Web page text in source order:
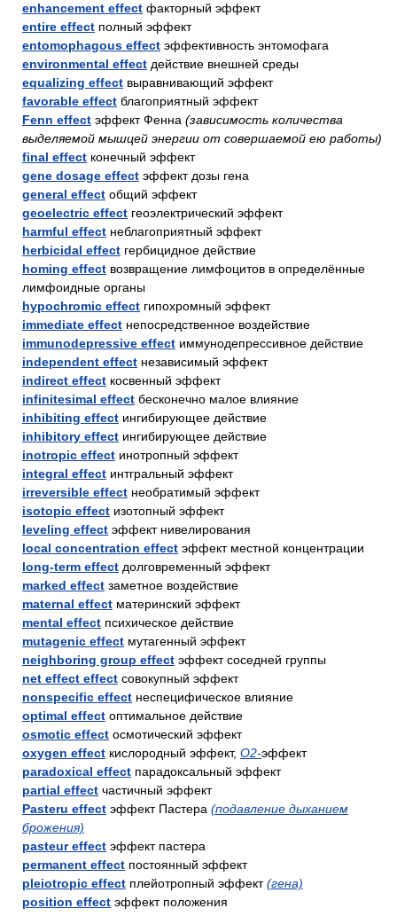
enhancement effect факторный эффект
entire effect полный эффект
entomophagous effect эффективность энтомофага
environmental effect действие внешней среды
equalizing effect выравнивающий эффект
favorable effect благоприятный эффект
Fenn effect эффект Фенна (зависимость количества
выделяемой мышцей энергии от совершаемой ею работы)
final effect конечный эффект
gene dosage effect эффект дозы гена
general effect общий эффект
geoelectric effect геоэлектрический эффект
harmful effect неблагоприятный эффект
herbicidal effect гербицидное действие
homing effect возвращение лимфоцитов в определённые
лимфоидные органы
hypochromic effect гипохромный эффект
immediate effect непосредственное воздействие
immunodepressive effect иммунодепрессивное действие
independent effect независимый эффект
indirect effect косвенный эффект
infinitesimal effect бесконечно малое влияние
inhibiting effect ингибирующее действие
inhibitory effect ингибирующее действие
inotropic effect инотропный эффект
integral effect интгральный эффект
irreversible effect необратимый эффект
isotopic effect изотопный эффект
leveling effect эффект нивелирования
local concentration effect эффект местной концентрации
long-term effect долговременный эффект
marked effect заметное воздействие
maternal effect материнский эффект
mental effect психическое действие
mutagenic effect мутагенный эффект
neighboring group effect эффект соседней группы
net effect effect совокупный эффект
nonspecific effect неспецифическое влияние
optimal effect оптимальное действие
osmotic effect осмотический эффект
oxygen effect кислородный эффект, O2-эффект
paradoxical effect парадоксальный эффект
partial effect частичный эффект
Pasteru effect эффект Пастера (подавление дыханием
брожения)
pasteur effect эффект пастера
permanent effect постоянный эффект
pleiotropic effect плейотропный эффект(гена)
position effect эффект положения